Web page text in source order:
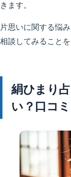
きます。
片思いに関する悩
相談してみることを
絹ひまり
い？口コ